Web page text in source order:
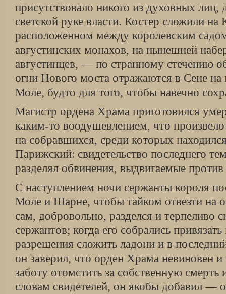
присутствовало никого из духовных лиц,
светской руке власти. Костер сложили
расположенном между королевским
августинских монахов, на нынешней
августинцев, — по странному стечению
огни Нового моста отражаются в Сене
Моле, будто для того, чтобы навечно
Магистр ордена Храма приготовился
каким-то воодушевлением, что произвело
на собравшихся, среди которых
Парижский: свидетельство последнего
разделял обвинения, выдвигаемые
С наступлением ночи сержанты короля
Моле и Шарне, чтобы тайком отвезти на
сам, добровольно, разделся и терпеливо
сержантов; когда его собрались
разрешения сложить ладони и в
он заверил, что орден Храма невиновен и
заботу отомстить за собственную смерть
словам свидетелей, он якобы добавил —